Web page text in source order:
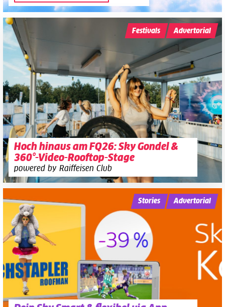
Hoch hinaus am FQ26: Sky Gondel &
360°-Video-Rooftop-Stage
powered by Raiffeisen Club
Festivals Advertorial
Stories Advertorial